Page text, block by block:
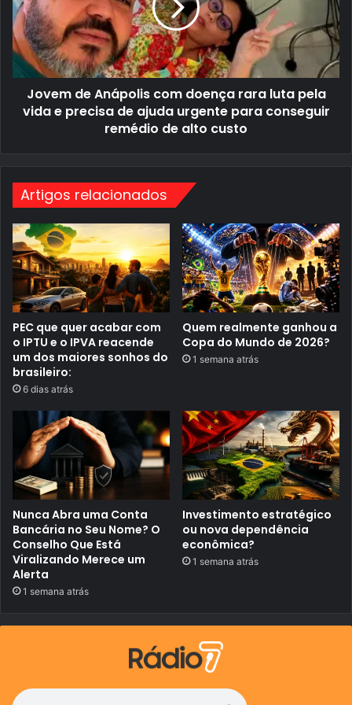
l
v
â
n
i
d
a
g
r
o
n
e
ó
c
i
o
g
o
a
o
d
e
A
n
á
o
o
n
a
r
a
r
a
u
t
a
p
e
l
a
v
i
p
r
e
c
i
s
a
d
e
a
j
u
a
t
Jovem de Anápolis com doença rara luta pela
vida e precisa de ajuda urgente para conseguir
remédio de alto custo
Artigos relacionados
PEC que quer acabar com
o IPTU e o IPVA reacende
um dos maiores sonhos do
brasileiro:
6 dias atrás
Quem realmente ganhou a
Copa do Mundo de 2026?
1 semana atrás
Nunca Abra uma Conta
Bancária no Seu Nome? O
Conselho Que Está
Viralizando Merece um
Alerta
1 semana atrás
Investimento estratégico
ou nova dependência
econômica?
1 semana atrás